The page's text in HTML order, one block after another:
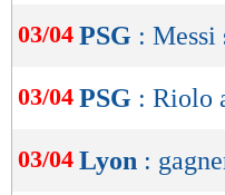
03/04 PSG :
03/04 PSG : Riolo
03/04 Lyon :